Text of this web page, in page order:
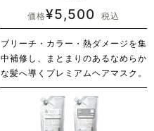
価格¥5,500 税込
ブリーチ・カラー・熱ダメージを集
中補修し、まとまりのあるなめらか
な髪へ導くプレミアムヘアマスク。